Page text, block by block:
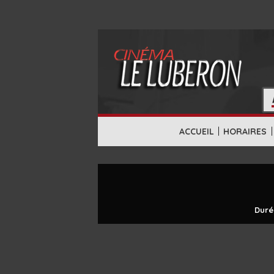
ACCUEIL | HORAIRES |